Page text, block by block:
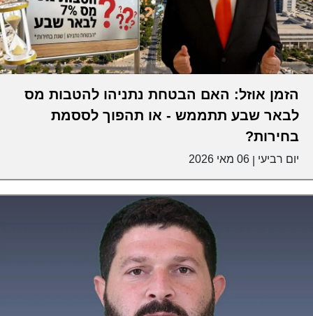
הזמן אוזל: האם הבטחת נתניהו להטבות מס
לבאר שבע תתממש - או תהפוך לססמת
בחירות?
יום רביעי 06 מאי 2026